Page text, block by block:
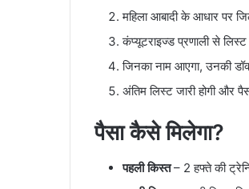
महिला आबादी के आधार पर
कंप्यूटराइज्ड प्रणाली से लिस्ट
जिनका नाम आएगा, उनकी
अंतिम लिस्ट जारी होगी और
पैसा कैसे मिलेगा?
पहली किस्त– 2 हफ्ते की